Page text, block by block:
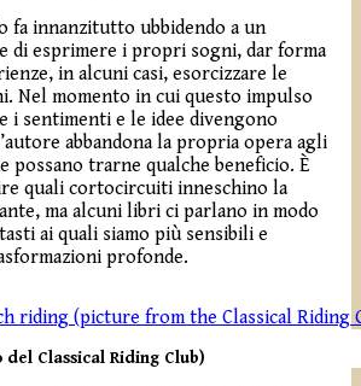
fa innanzitutto ubbidendo a un
di esprimere i propri sogni, dar forma
in alcuni casi, esorcizzare le
Nel momento in cui questo impulso
i sentimenti e le idee divengono
abbandona la propria opera agli
possano trarne qualche beneficio. È
quali cortocircuiti inneschino la
ma alcuni libri ci parlano in modo
ai quali siamo più sensibili e
profonde.
Classical Riding Club)